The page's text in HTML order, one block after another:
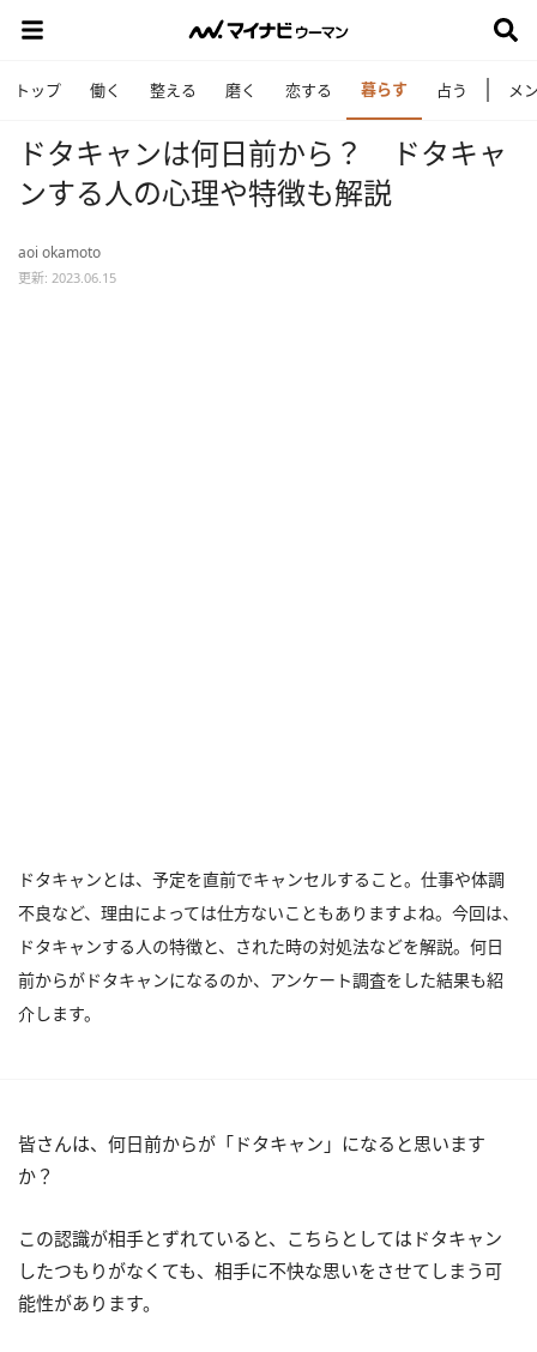
トップ 働く 整える 磨く 恋する 暮らす 占う メ
ドタキャンは何日前から？ ドタキャ
ンする人の心理や特徴も解説
aoi okamoto
更新: 2023.06.15
ドタキャンとは、予定を直前でキャンセルすること。仕事や体調
不良など、理由によっては仕方ないこともありますよね。今回は、
ドタキャンする人の特徴と、された時の対処法などを解説。何日
前からがドタキャンになるのか、アンケート調査をした結果も紹
介します。
皆さんは、何日前からが「ドタキャン」になると思います
か？
この認識が相手とずれていると、こちらとしてはドタキャン
したつもりがなくても、相手に不快な思いをさせてしまう可
能性があります。